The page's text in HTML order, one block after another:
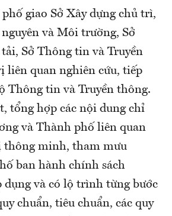
giao Sở Xây dựng chủ trì,
và Môi trường, Sở
Sở Thông tin và Truyền
liên quan nghiên cứu, tiếp
Thông tin và Truyền thông.
tổng hợp các nội dung chỉ
và Thành phố liên quan
thông minh, tham mưu
ban hành chính sách
dụng và có lộ trình từng bước
chuẩn, tiêu chuẩn, các quy